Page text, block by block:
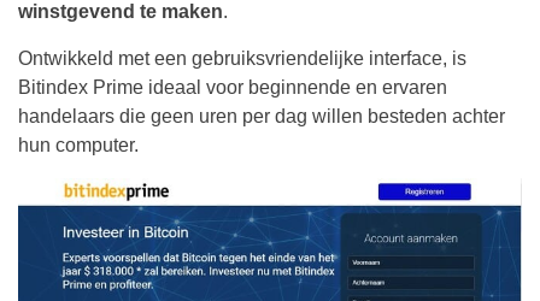
winstgevend te maken.
Ontwikkeld met een gebruiksvriendelijke interface, is
Bitindex Prime ideaal voor beginnende en ervaren
handelaars die geen uren per dag willen besteden achter
hun computer.